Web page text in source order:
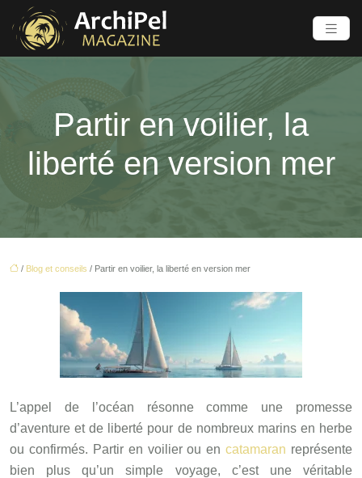
Partir en voilier, la
liberté en version mer
/ Blog et conseils / Partir en voilier, la liberté en version mer
L’appel de l’océan résonne comme une promesse
d’aventure et de liberté pour de nombreux marins en herbe
ou confirmés. Partir en voilier ou encatamaran représente
bien plus qu’un simple voyage, c’est une véritable